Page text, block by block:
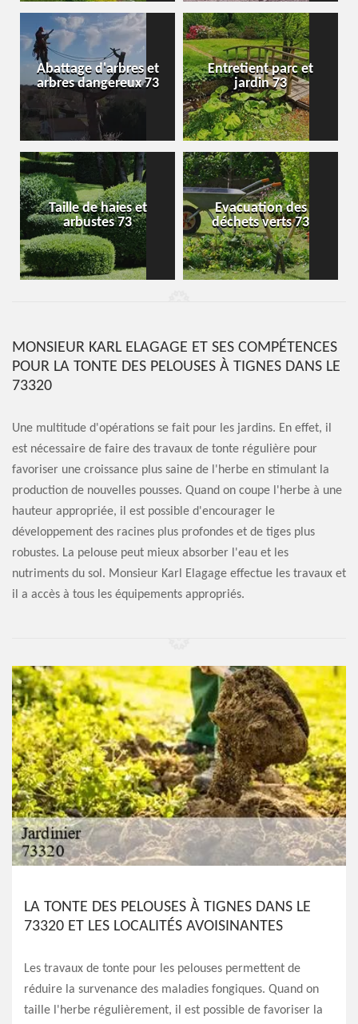
Abattage d'arbres et
arbres dangereux 73
Entretient parc et
jardin 73
Taille de haies et
arbustes 73
Evacuation des
déchets verts 73
MONSIEUR KARL ELAGAGE ET SES COMPÉTENCES
POUR LA TONTE DES PELOUSES À TIGNES DANS LE
73320
Une multitude d'opérations se fait pour les jardins. En effet, il
est nécessaire de faire des travaux de tonte régulière pour
favoriser une croissance plus saine de l'herbe en stimulant la
production de nouvelles pousses. Quand on coupe l'herbe à une
hauteur appropriée, il est possible d'encourager le
développement des racines plus profondes et de tiges plus
robustes. La pelouse peut mieux absorber l'eau et les
nutriments du sol. Monsieur Karl Elagage effectue les travaux et
il a accès à tous les équipements appropriés.
LA TONTE DES PELOUSES À TIGNES DANS LE
73320 ET LES LOCALITÉS AVOISINANTES
Les travaux de tonte pour les pelouses permettent de
réduire la survenance des maladies fongiques. Quand on
taille l'herbe régulièrement, il est possible de favoriser la